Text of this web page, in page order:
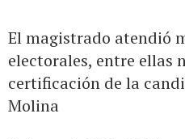
El magistrado atendió
electorales, entre ellas
certificación de la
Molina